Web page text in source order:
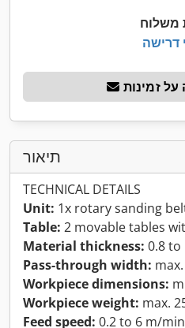
דרישה
זמינות
תיאור
TECHNICAL DETAILS
Unit: 1x rotary sanding
Table: 2 movable tables
Material thickness: 0.8 to
Pass-through width:
Workpiece dimensions:
Workpiece weight: max.
Feed speed: 0.2 to 6 m/min